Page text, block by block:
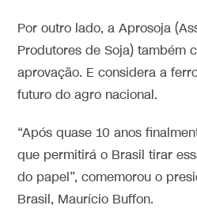
Por outro lado, a Aprosoja
Produtores de Soja) também
aprovação. E considera a
futuro do agro nacional.
“Após quase 10 anos
que permitirá o Brasil tirar
do papel”, comemorou o
Brasil, Maurício Buffon.